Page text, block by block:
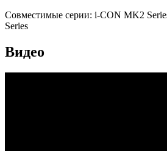
Совместимые серии: i-CON MK2
Series
Видео